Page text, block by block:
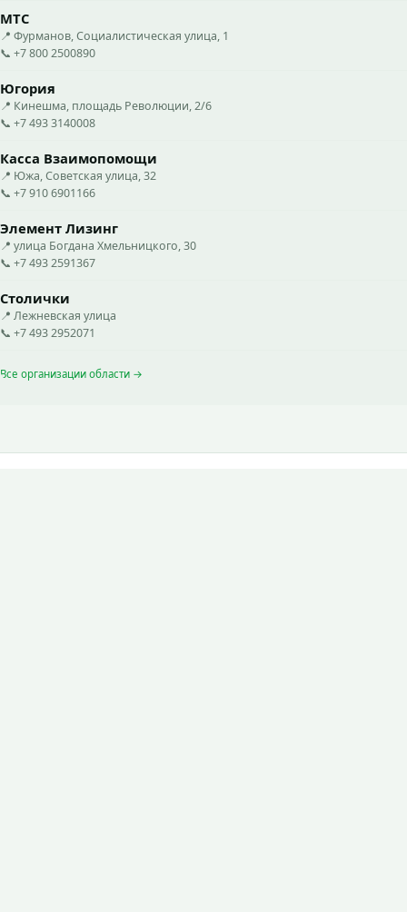
МТС
📍 Фурманов, Социалистическая улица, 1
📞 +7 800 2500890
Югория
📍 Кинешма, площадь Революции, 2/6
📞 +7 493 3140008
Касса Взаимопомощи
📍 Южа, Советская улица, 32
📞 +7 910 6901166
Элемент Лизинг
📍 улица Богдана Хмельницкого, 30
📞 +7 493 2591367
Столички
📍 Лежневская улица
📞 +7 493 2952071
Все организации области →